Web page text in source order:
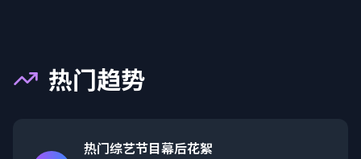
热门趋势
热门综艺节目幕后花絮